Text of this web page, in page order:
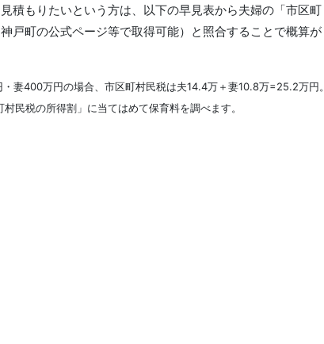
積もりたいという方は、以下の早見表から夫婦の「市区町
戸町の公式ページ等で取得可能）と照合することで概算が
妻400万円の場合、市区町村民税は夫14.4万＋妻10.8万=25.2万円。
民税の所得割」に当てはめて保育料を調べます。